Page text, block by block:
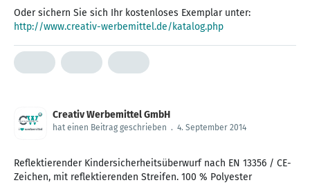
Oder sichern Sie sich Ihr kostenloses Exemplar unter:
http://www.creativ-werbemittel.de/katalog.php
Creativ Werbemittel GmbH
hat einen Beitrag geschrieben . 4. September 2014
Reflektierender Kindersicherheitsüberwurf nach EN 13356 / CE-
Zeichen, mit reflektierenden Streifen. 100 % Polyester